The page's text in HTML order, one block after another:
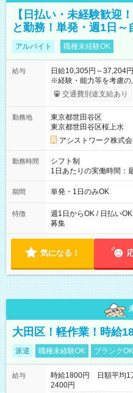
【日払い・未経験歓迎
と勤務！単発・週1日
アルバイト 職種未経験OK
給与
日給10,305円～37,204円
※経験・能力等を考慮の上、
間】試用期間なし
交通費別途支給あり
勤務地
東京都世田谷区
東京都世田谷区桜上水
アシストワーク株式
勤務時間
シフト制
1日あたりの実働時間：
勤務 勤務：月・水・金 休み：火
可能です！ ※1日あたりの最大実働時間は日勤、夜勤共に勤務し
期間 単発・1日のみOK
特徴
週1日からOK / 日払い
募集
気になる！
大田区！軽作業！時給
派遣 職種未経験OK ブランクOK
給与
時給1800円 日額平均1
2400円